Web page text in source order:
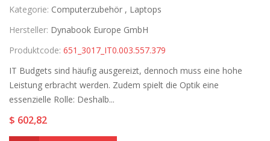
Kategorie: Computerzubehör , Laptops
Hersteller: Dynabook Europe GmbH
Produktcode: 651_3017_IT0.003.557.379
IT Budgets sind häufig ausgereizt, dennoch muss eine hohe
Leistung erbracht werden. Zudem spielt die Optik eine
essenzielle Rolle: Deshalb...
$ 602,82